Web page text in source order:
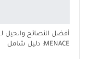
أفضل النصائح والحيل لـ
MENACE: دليل شامل